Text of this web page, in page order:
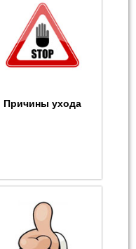
Причины ухода